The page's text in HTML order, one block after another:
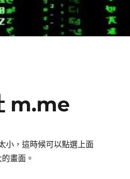
m.me
小，這時候可以點選上面
畫面。